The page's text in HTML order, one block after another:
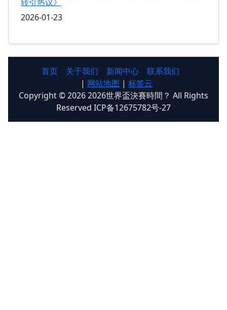
2026-01-23
首页 关于我们 新闻中心
联系我们
| 网站地图 | 标签云
Copyright © 2026 2026世界盃決賽時間？ All Rights
Reserved ICP备12675782号-27